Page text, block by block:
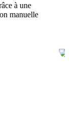
à une
manuelle